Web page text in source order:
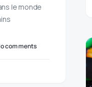
le monde
comments